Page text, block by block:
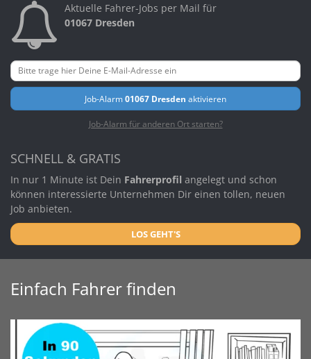
Aktuelle Fahrer-Jobs per Mail für
01067 Dresden
Job-Alarm01067 Dresden aktivieren
Job-Alarm für anderen Ort starten?
SCHNELL & GRATIS
In nur 1 Minute ist Dein Fahrerprofil angelegt und schon
können interessierte Unternehmen Dir einen tollen, neuen
Job anbieten.
LOS GEHT'S
Einfach Fahrer finden